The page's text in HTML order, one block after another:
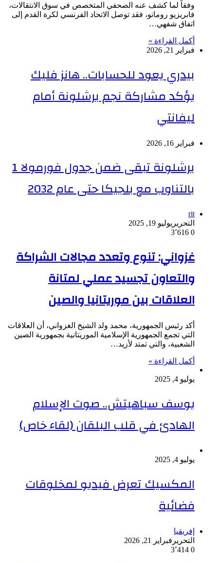
وفقاً لما كشف عنه الصحفي المتخصص في سوق الانتقالات،
فابريزيو رومانو، فقد توصل الاتحاد الفرنسي لكرة القدم إلى
اتفاق شفهي…
أكمل القراءة »
فبراير 21, 2026
بيدري يعود للحسابات.. هانز فليك
يؤكد مشاركة نجم برشلونة أمام
ليفانتي
فبراير 16, 2026
برشلونة تبقى ضمن جدول فورمولا 1
بالتناوب مع بلجيكا حتى عام 2032
rit
التحرير يوليو 19, 2025
0
غزواني: تنوع وتعدد مجالات الشراكة
والتعاون تجسيد عملي لمتانة
العلاقات بين موريتانيا والصين
أكد رئيس الجمهورية، محمد ولد الشيخ الغزواني، أن العلاقات
التي تجمع الجمهورية الإسلامية الموريتانية بجمهورية الصين
الشعبية، والتي تمتد لأزيد…
أكمل القراءة »
يوليو 4, 2025
يوسف سباهيتش.. صوت الإسلام
الهادئ في قلب البلقان (لقاء خاص)
يوليو 4, 2025
المكسيك تعرض فيديو لمخلوقات
فضائية
إفريقيا
التحرير فبراير 21, 2026
0